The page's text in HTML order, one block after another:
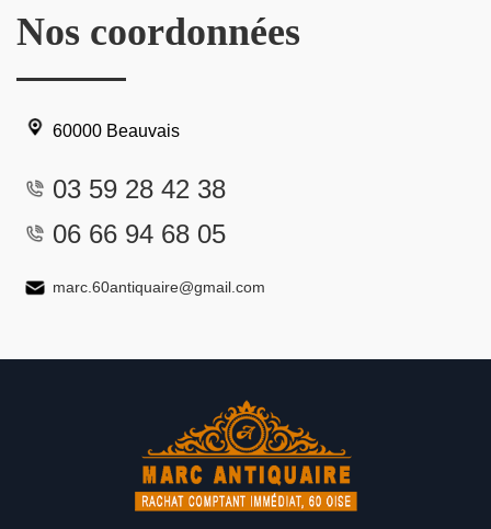
Nos coordonnées
60000 Beauvais
03 59 28 42 38
06 66 94 68 05
marc.60antiquaire@gmail.com